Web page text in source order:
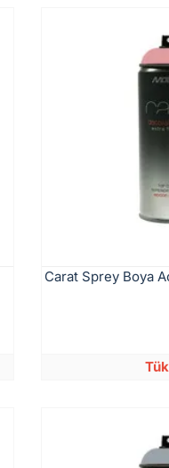
Carat Sprey Boya